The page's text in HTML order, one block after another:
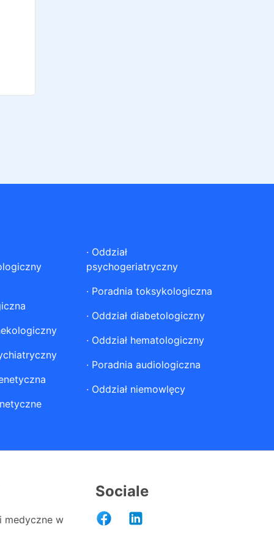
· Oddział
psychogeriatryczny
· Poradnia toksykologiczna
· Oddział diabetologiczny
· Oddział hematologiczny
· Poradnia audiologiczna
· Oddział niemowlęcy
medyczne w
Sociale